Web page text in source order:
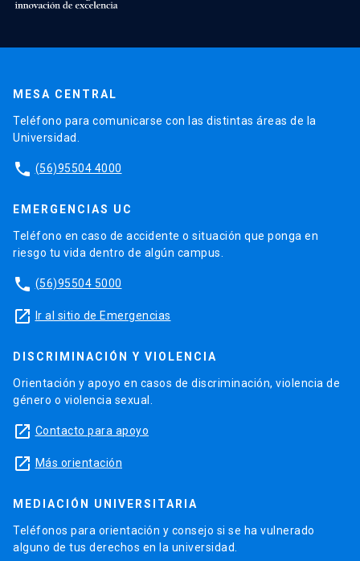
MESA CENTRAL
Teléfono para comunicarse con las distintas áreas de la
Universidad.
phone (56)95504 4000
EMERGENCIAS UC
Teléfono en caso de accidente o situación que ponga en
riesgo tu vida dentro de algún campus.
phone (56)95504 5000
launch Ir al sitio de Emergencias
DISCRIMINACIÓN Y VIOLENCIA
Orientación y apoyo en casos de discriminación, violencia de
género o violencia sexual.
launch Contacto para apoyo
launch Más orientación
MEDIACIÓN UNIVERSITARIA
Teléfonos para orientación y consejo si se ha vulnerado
alguno de tus derechos en la universidad.